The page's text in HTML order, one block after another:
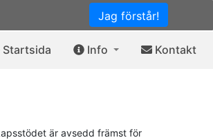
Jag förstår!
Startsida Info Kontakt
är avsedd främst för